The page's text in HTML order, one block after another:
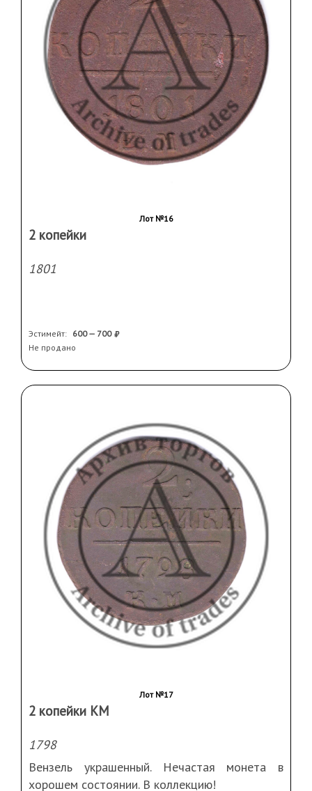
Лот №16
2 копейки
1801
Эстимейт: 600 — 700
Не продано
Лот №17
2 копейки КМ
1798
Вензель украшенный. Нечастая монета в
хорошем состоянии. В коллекцию!